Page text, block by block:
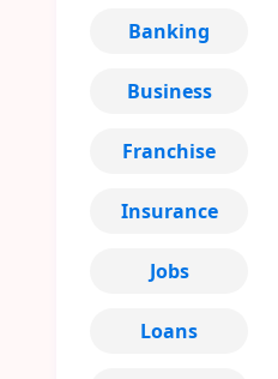
Banking
Business
Franchise
Insurance
Jobs
Loans